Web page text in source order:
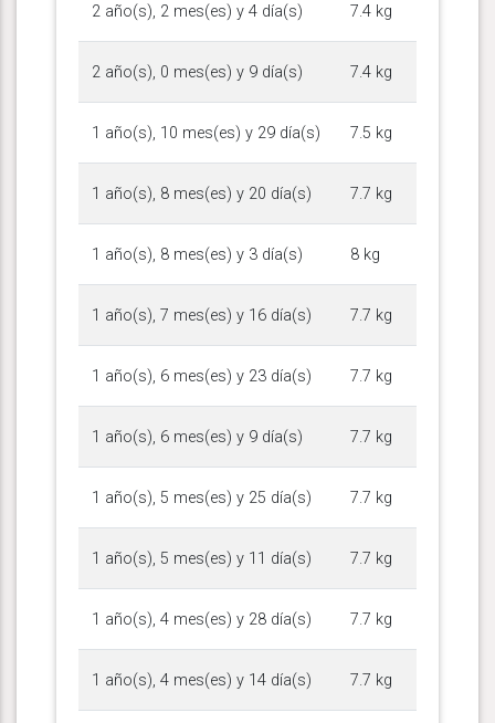
2 año(s), 2 mes(es) y 4 día(s) 7.4 kg
2 año(s), 0 mes(es) y 9 día(s) 7.4 kg
1 año(s), 10 mes(es) y 29 día(s) 7.5 kg
1 año(s), 8 mes(es) y 20 día(s) 7.7 kg
1 año(s), 8 mes(es) y 3 día(s) 8 kg
1 año(s), 7 mes(es) y 16 día(s) 7.7 kg
1 año(s), 6 mes(es) y 23 día(s) 7.7 kg
1 año(s), 6 mes(es) y 9 día(s) 7.7 kg
1 año(s), 5 mes(es) y 25 día(s) 7.7 kg
1 año(s), 5 mes(es) y 11 día(s) 7.7 kg
1 año(s), 4 mes(es) y 28 día(s) 7.7 kg
1 año(s), 4 mes(es) y 14 día(s) 7.7 kg